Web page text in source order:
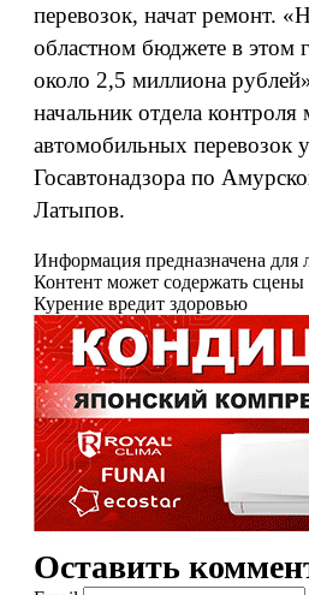
перевозок, начат ремонт.
областном бюджете в этом
около 2,5 миллиона
начальник отдела
автомобильных перевозок
Госавтонадзора по
Латыпов.
Информация предназначена для
Контент может содержать сцены
Курение вредит здоровью
Оставить